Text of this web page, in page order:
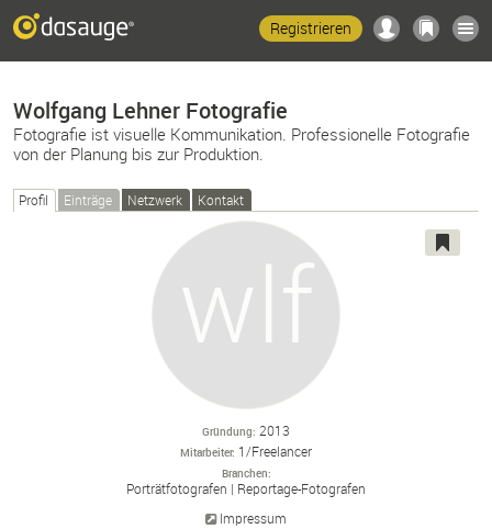
Registrieren
Wolfgang Lehner Fotografie
Fotografie ist visuelle Kommunikation. Professionelle Fotografie
von der Planung bis zur Produktion.
Profil Einträge Netzwerk Kontakt
Gründung 2013
Mitarbeiter 1/Freelancer
Branchen
Porträtfotografen Reportage-Fotografen
Impressum